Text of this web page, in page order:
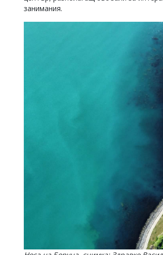
читателите
редакцията
занимания.